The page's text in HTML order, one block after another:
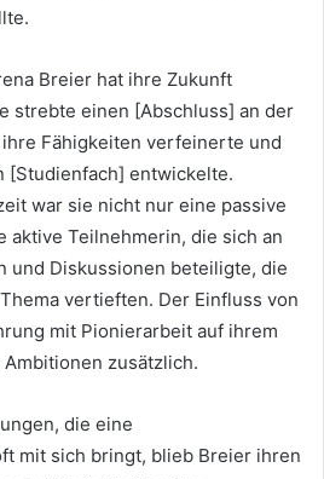
Breier hat ihre Zukunft
strebte einen [Abschluss] an der
Fähigkeiten verfeinerte und
[Studienfach] entwickelte.
war sie nicht nur eine passive
aktive Teilnehmerin, die sich an
und Diskussionen beteiligte, die
vertieften. Der Einfluss von
mit Pionierarbeit auf ihrem
zusätzlich.
die eine
mit sich bringt, blieb Breier ihren